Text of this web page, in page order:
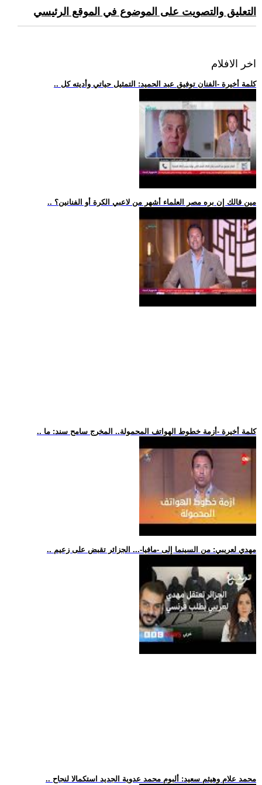
التعليق والتصويت على الموضوع في الموقع الرئيسي
اخر الافلام
.. كلمة أخيرة -الفنان توفيق عبد الحميد: التمثيل حياتي وأديته كل
.. مين قالك إن بره مصر العلماء أشهر من لاعبي الكرة أو الفنانين؟
.. كلمة أخيرة -أزمة خطوط الهواتف المحمولة.. المخرج سامح سند: ما
.. مهدي لعريبي: من السينما إلى -مافيا-... الجزائر تقبض على زعيم
.. محمد علام وهيثم سعيد: ألبوم محمد عدوية الجديد استكمالا لنجاح